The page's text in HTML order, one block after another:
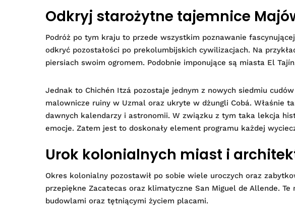
Odkryj starożytne tajemnice
Podróż po tym kraju to przede wszystkim poznawanie
odkryć pozostałości po prekolumbijskich cywilizacjach. Na
piersiach swoim ogromem. Podobnie imponujące są miasta El
Jednak to Chichén Itzá pozostaje jednym z nowych siedmiu
malownicze ruiny w Uzmal oraz ukryte w dżungli Cobá. Właśnie
dawnych kalendarzy i astronomii. W związku z tym taka lekcja
emocje. Zatem jest to doskonały element programu każdej
Urok kolonialnych miast i
Okres kolonialny pozostawił po sobie wiele uroczych oraz
przepiękne Zacatecas oraz klimatyczne San Miguel de Allende.
budowlami oraz tętniącymi życiem placami.